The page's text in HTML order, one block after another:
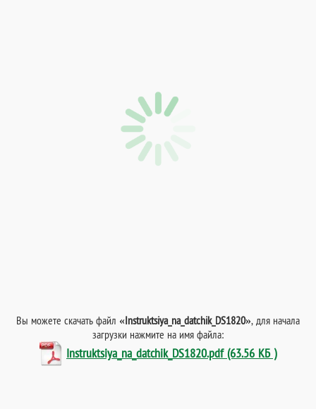
Вы можете скачать файл «Instruktsiya_na_datchik_DS1820», для начала
загрузки нажмите на имя файла:
Instruktsiya_na_datchik_DS1820.pdf (63.56 КБ )